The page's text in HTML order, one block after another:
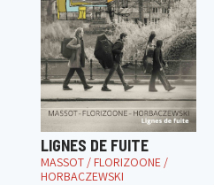
LIGNES DE FUITE
MASSOT / FLORIZOONE /
HORBACZEWSKI